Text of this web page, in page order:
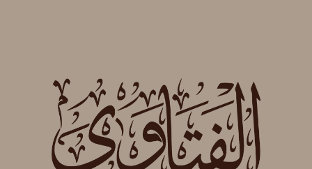
العالم طريقة البحث